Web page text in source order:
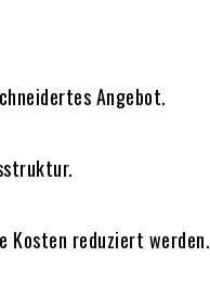
Angebot.
Kosten reduziert werden.